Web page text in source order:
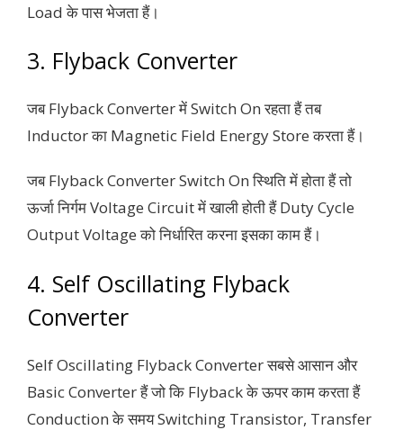
Load के पास भेजता हैं।
3. Flyback Converter
जब Flyback Converter में Switch On रहता हैं तब
Inductor का Magnetic Field Energy Store करता हैं।
जब Flyback Converter Switch On स्थिति में होता हैं तो
ऊर्जा निर्गम Voltage Circuit में खाली होती हैं Duty Cycle
Output Voltage को निर्धारित करना इसका काम हैं।
4. Self Oscillating Flyback
Converter
Self Oscillating Flyback Converter सबसे आसान और
Basic Converter हैं जो कि Flyback के ऊपर काम करता हैं
Conduction के समय Switching Transistor, Transfer